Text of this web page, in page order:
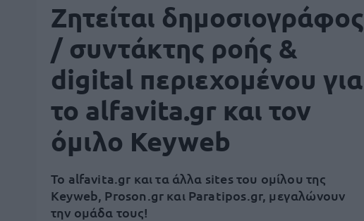
Ζητείται δημοσιογράφος
/ συντάκτης ροής &
digital περιεχομένου για
το alfavita.gr και τον
όμιλο Keyweb
Το alfavita.gr και τα άλλα sites του ομίλου της
Keyweb, Proson.gr και Paratipos.gr, μεγαλώνουν
την ομάδα τους!